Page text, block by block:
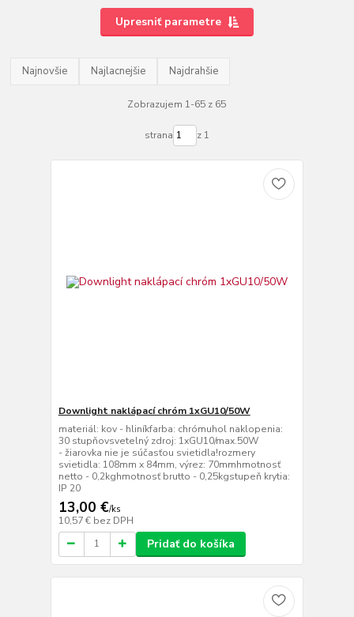
Upresniť parametre
Najnovšie Najlacnejšie Najdrahšie
Zobrazujem 1-65 z 65
strana z 1
Downlight naklápací chróm 1xGU10/50W
materiál: kov - hliníkfarba: chrómuhol naklopenia:
30 stupňovsvetelný zdroj: 1xGU10/max.50W
- žiarovka nie je súčasťou svietidla!rozmery
svietidla: 108mm x 84mm, výrez: 70mmhmotnosť
netto - 0,2kghmotnosť brutto - 0,25kgstupeň krytia:
IP 20
13,00 €/ks
10,57 € bez DPH
Pridať do košíka